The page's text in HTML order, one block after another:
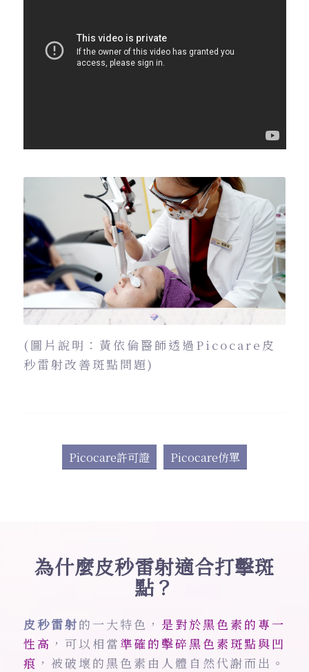
(圖片說明：黃依倫醫師透過Picocare皮
秒雷射改善斑點問題)
Picocare許可證 Picocare仿單
為什麼皮秒雷射適合打擊斑
點？
皮秒雷射的一大特色， 是對於黑色素的專一
性高 ，可以相當 準確的擊碎黑色素斑點與凹
痕 ，被破壞的黑色素由人體自然代謝而出。